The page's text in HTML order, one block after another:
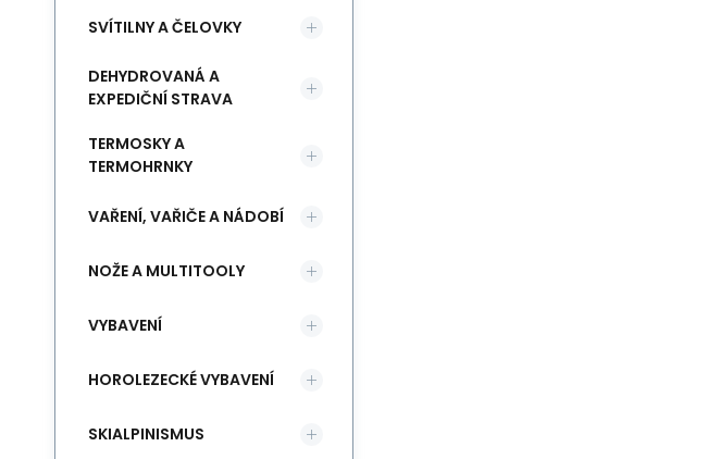
SVÍTILNY A ČELOVKY
DEHYDROVANÁ A
EXPEDIČNÍ STRAVA
TERMOSKY A
TERMOHRNKY
VAŘENÍ, VAŘIČE A NÁDOBÍ
NOŽE A MULTITOOLY
VYBAVENÍ
HOROLEZECKÉ VYBAVENÍ
SKIALPINISMUS